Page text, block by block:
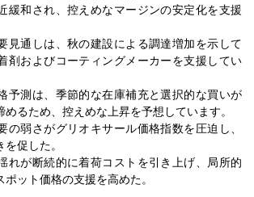
緩和され、控えめなマージンの安定化を支援
見通しは、秋の建設による調達増加を示して
剤およびコーティングメーカーを支援してい
予測は、季節的な在庫補充と選択的な買いが
めるため、控えめな上昇を予想しています。
の弱さがグリオキサール価格指数を圧迫し、
促した。
れが断続的に着荷コストを引き上げ、局所的
ット価格の支援を高めた。